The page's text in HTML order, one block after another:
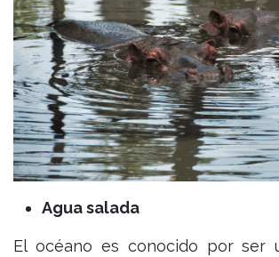
Agua salada
El océano es conocido por ser